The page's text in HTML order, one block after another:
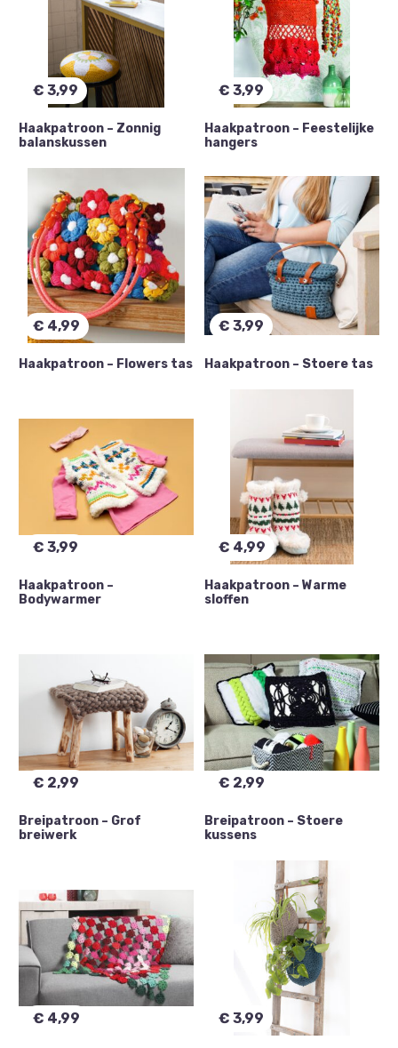
€ 3,99
Haakpatroon – Zonnig
balanskussen
€ 3,99
Haakpatroon – Feestelijke
hangers
€ 4,99
Haakpatroon – Flowers tas
€ 3,99
Haakpatroon – Stoere tas
€ 3,99
Haakpatroon –
Bodywarmer
€ 4,99
Haakpatroon – Warme
sloffen
€ 2,99
Breipatroon – Grof
breiwerk
€ 2,99
Breipatroon – Stoere
kussens
€ 4,99 € 3,99